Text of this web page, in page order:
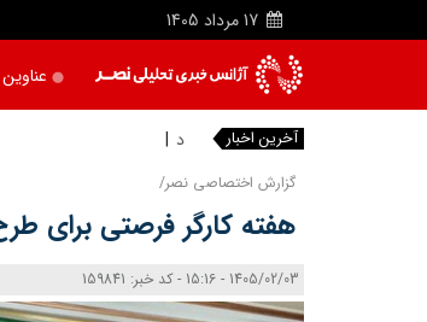
17 مرداد 1405
عناوین
آخرین اخبار دریاچه ارو
گزارش اختصاصی نصر/
هفته کارگر فرصتی برای
1405/02/03 - 15:16 - کد خبر: 159841